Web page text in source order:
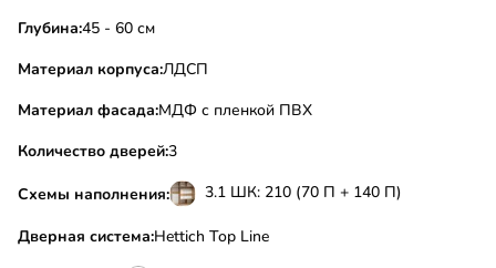
Глубина:45 - 60 см
Материал корпуса:ЛДСП
Материал фасада:МДФ с пленкой ПВХ
Количество дверей:3
Схемы наполнения: 3.1 ШК: 210 (70 П + 140 П)
Дверная система:Hettich Top Line